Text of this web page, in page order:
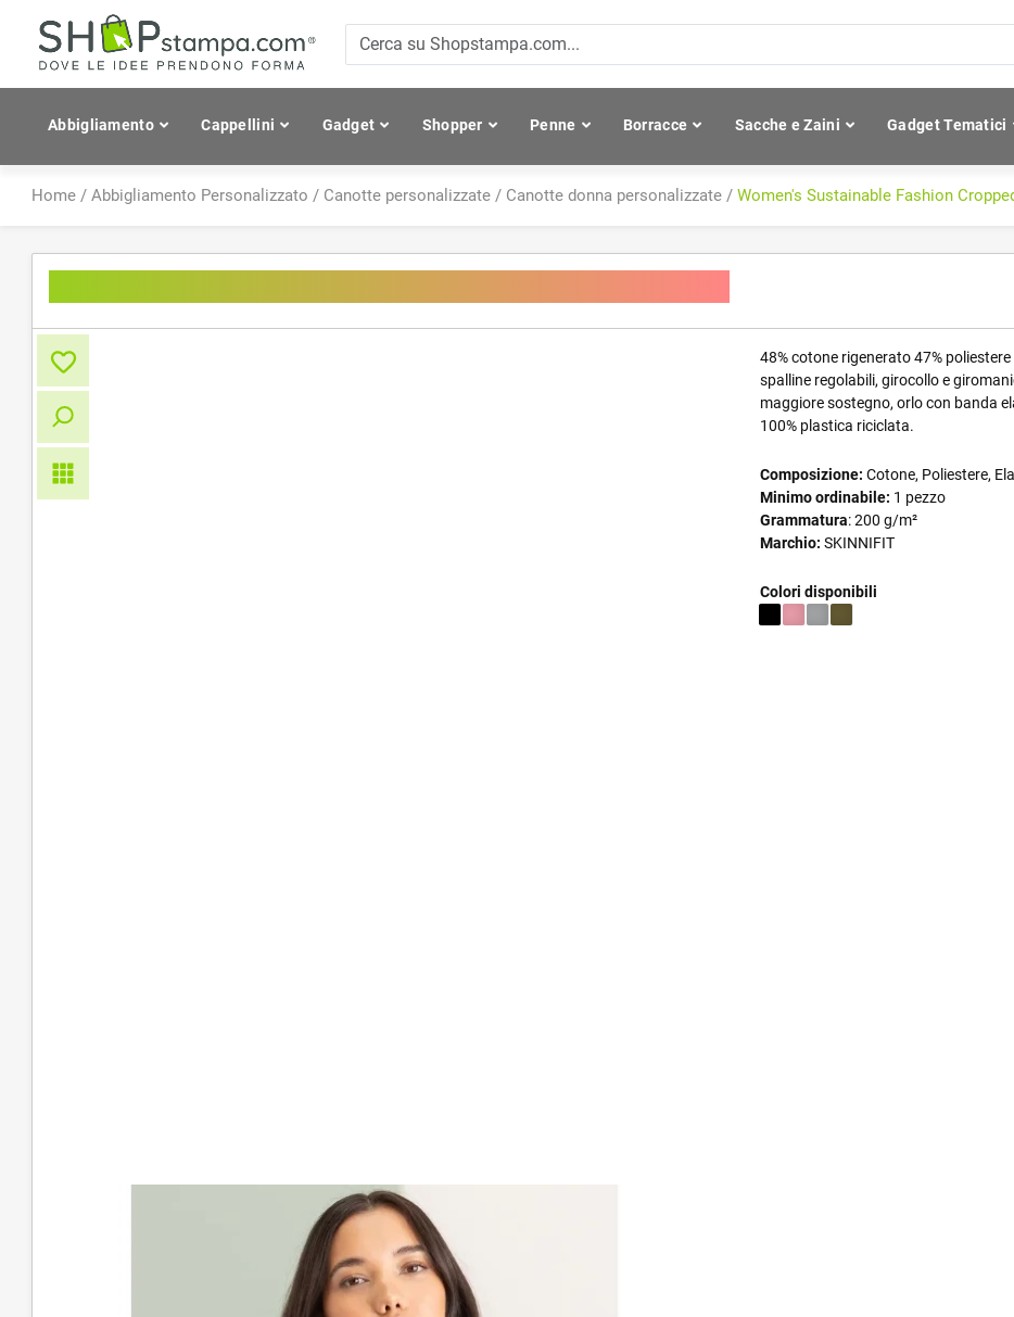
Abbigliamento Cappellini Gadget Shopper Penne Borracce Sacche e Zaini Gadget Tematici
Home / Abbigliamento Personalizzato / Canotte personalizzate / Canotte donna personalizzate / Women's Sustainable Fashion
48% cotone rigenerato 47%
spalline regolabili, girocollo e
maggiore sostegno, orlo con banda
100% plastica riciclata.
Composizione: Cotone, Poliestere,
Minimo ordinabile: 1 pezzo
Grammatura: 200 g/m²
Marchio: SKINNIFIT
Colori disponibili